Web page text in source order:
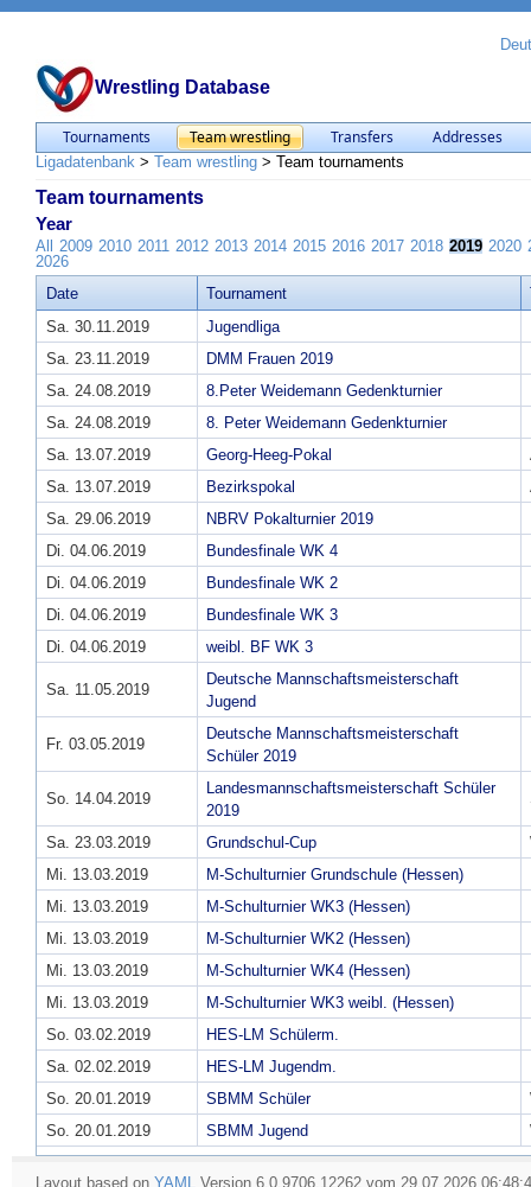
Wrestling Database
Tournaments Team wrestling Transfers Addresses
Ligadatenbank > Team wrestling > Team tournaments
Team tournaments
Year
All 2009 2010 2011 2012 2013 2014 2015 2016 2017 2018 2019 2020
2026
Date
Tournament
Sa. 30.11.2019
Jugendliga
Sa. 23.11.2019
DMM Frauen 2019
Sa. 24.08.2019
8.Peter Weidemann Gedenkturnier
Sa. 24.08.2019
8. Peter Weidemann Gedenkturnier
Sa. 13.07.2019
Georg-Heeg-Pokal
Sa. 13.07.2019
Bezirkspokal
Sa. 29.06.2019
NBRV Pokalturnier 2019
Di. 04.06.2019
Bundesfinale WK 4
Di. 04.06.2019
Bundesfinale WK 2
Di. 04.06.2019
Bundesfinale WK 3
Di. 04.06.2019
weibl. BF WK 3
Sa. 11.05.2019
Deutsche Mannschaftsmeisterschaft
Jugend
Fr. 03.05.2019
Deutsche Mannschaftsmeisterschaft
Schüler 2019
So. 14.04.2019
Landesmannschaftsmeisterschaft Schüler
2019
Sa. 23.03.2019 Grundschul-Cup
Mi. 13.03.2019
M-Schulturnier Grundschule (Hessen)
Mi. 13.03.2019
M-Schulturnier WK3 (Hessen)
Mi. 13.03.2019
M-Schulturnier WK2 (Hessen)
Mi. 13.03.2019
M-Schulturnier WK4 (Hessen)
Mi. 13.03.2019
M-Schulturnier WK3 weibl. (Hessen)
So. 03.02.2019
HES-LM Schülerm.
Sa. 02.02.2019
HES-LM Jugendm.
So. 20.01.2019
SBMM Schüler
So. 20.01.2019
SBMM Jugend
Layout based on YAML Version 6.0.9706.12262 vom 29.07.2026